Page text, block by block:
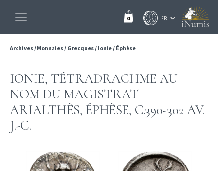
0
Archives/ Monnaies/ Grecques/ Ionie/ Éphèse
IONIE, TÉTRADRACHME AU
NOM DU MAGISTRAT
ARIALTHÈS, ÉPHÈSE, C.390-302 AV.
J.-C.